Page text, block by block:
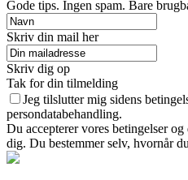
Gode tips. Ingen spam. Bare
Skriv din mail her
Skriv dig op
Tak for din tilmelding
Jeg tilslutter mig sidens
persondatabehandling.
Du accepterer vores betingelser
dig. Du bestemmer selv, hvornår